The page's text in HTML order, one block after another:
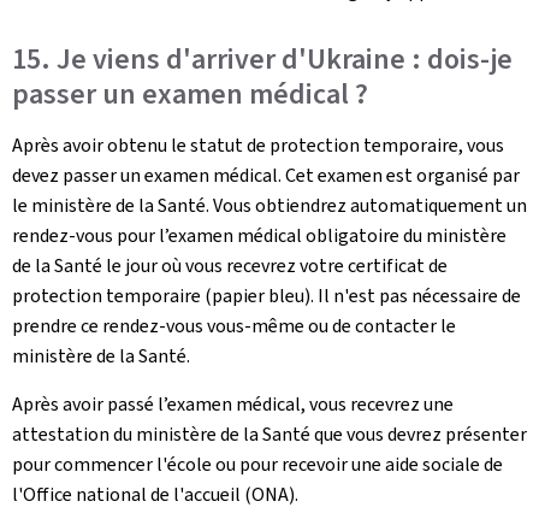
15. Je viens d'arriver d'Ukraine : dois-je
passer un examen médical ?
Après avoir obtenu le statut de protection temporaire, vous
devez passer un examen médical. Cet examen est organisé par
le ministère de la Santé. Vous obtiendrez automatiquement un
rendez-vous pour l’examen médical obligatoire du ministère
de la Santé le jour où vous recevrez votre certificat de
protection temporaire (papier bleu). Il n'est pas nécessaire de
prendre ce rendez-vous vous-même ou de contacter le
ministère de la Santé.
Après avoir passé l’examen médical, vous recevrez une
attestation du ministère de la Santé que vous devrez présenter
pour commencer l'école ou pour recevoir une aide sociale de
l'Office national de l'accueil (ONA).